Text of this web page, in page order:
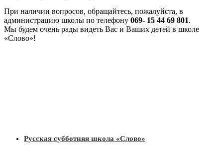
При наличии вопросов, обращайтесь, пожалуйста, в
администрацию школы по телефону 069- 15 44 69 801.
Мы будем очень рады видеть Вас и Ваших детей в школе
«Слово»!
Русская субботняя школа «Слово»